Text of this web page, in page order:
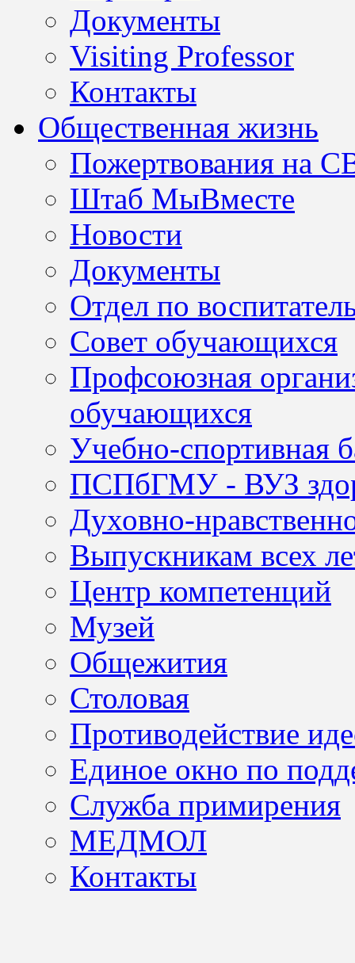
Документы
Visiting Professor
Контакты
Общественная жизнь
Пожертвования на
Штаб МыВместе
Новости
Документы
Отдел по
Совет обучающихся
Профсоюзная
обучающихся
Учебно-спортивная
ПСПбГМУ - ВУЗ
Духовно-
Выпускникам всех
Центр компетенций
Музей
Общежития
Столовая
Противодействие
Единое окно по
Служба примирения
МЕДМОЛ
Контакты